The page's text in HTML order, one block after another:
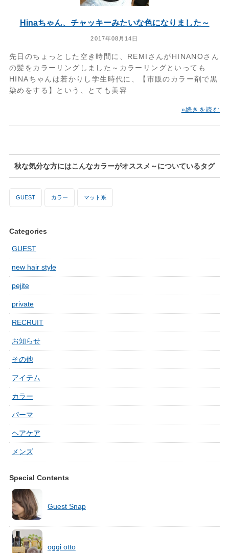
Hinaちゃん、チャッキーみたいな色になりました～
2017年08月14日
先日のちょっとした空き時間に、REMIさんがHINANOさん
の髪をカラーリングしました～カラーリングといっても
HINAちゃんは若かりし学生時代に、【市販のカラー剤で黒
染めをする】という、とても美容
»続きを読む
秋な気分な方にはこんなカラーがオススメ～についているタグ
GUEST カラー マット系
Categories
GUEST
new hair style
pejite
private
RECRUIT
お知らせ
その他
アイテム
カラー
パーマ
ヘアケア
メンズ
Special Contents
Guest Snap
oggi otto